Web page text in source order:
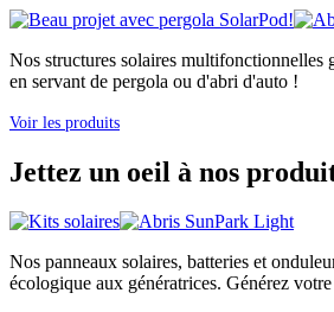
Nos structures solaires multifonctionnelles
en servant de pergola ou d'abri d'auto !
Voir les produits
Jettez un oeil à nos
Nos panneaux solaires, batteries et
écologique aux génératrices. Générez